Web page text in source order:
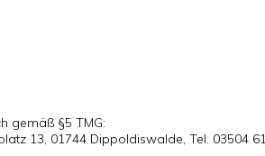
gemäß §5 TMG:
13, 01744 Dippoldiswalde, Tel. 03504